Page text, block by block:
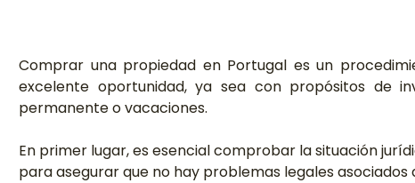
Comprar una propiedad en Portugal es un
excelente oportunidad, ya sea con propósitos de
permanente o vacaciones.
En primer lugar, es esencial comprobar la situación
para asegurar que no hay problemas legales asociados